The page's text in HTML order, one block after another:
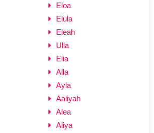
Eloa
Elula
Eleah
Ulla
Elia
Alla
Ayla
Aaliyah
Alea
Aliya